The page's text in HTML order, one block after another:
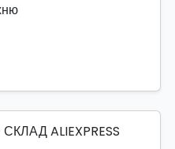
ALIEXPRESS